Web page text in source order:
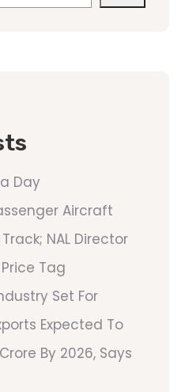
Day
Aircraft
NAL Director
Tag
Set For
Expected To
By 2026, Says